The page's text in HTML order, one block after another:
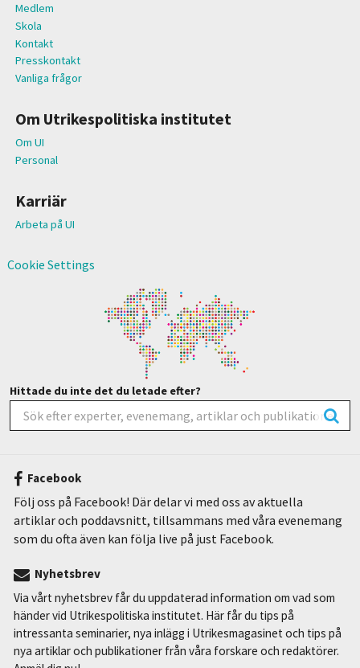
Medlem
Skola
Kontakt
Presskontakt
Vanliga frågor
Om Utrikespolitiska institutet
Om UI
Personal
Karriär
Arbeta på UI
Cookie Settings
Hittade du inte det du letade efter?
Facebook
Följ oss på Facebook! Där delar vi med oss av aktuella
artiklar och poddavsnitt, tillsammans med våra evenemang
som du ofta även kan följa live på just Facebook.
Nyhetsbrev
Via vårt nyhetsbrev får du uppdaterad information om vad som
händer vid Utrikespolitiska institutet. Här får du tips på
intressanta seminarier, nya inlägg i Utrikesmagasinet och tips på
nya artiklar och publikationer från våra forskare och redaktörer.